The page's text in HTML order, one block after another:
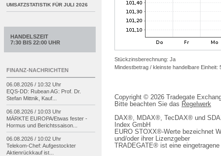
Stückzinsberechnung: Ja
Mindestbetrag / kleinste handelbare Einheit:
Copyright © 2026 Tradegate
Bitte beachten Sie das Regelwerk
DAX®, MDAX®, TecDAX® und
Index GmbH
EURO STOXX®-Werte bezeichnet
und/oder ihrer Lizenzgeber
TRADEGATE® ist eine
UMSATZSTATISTIK FÜR JULI 2026
HANDELSZEIT
7:30 BIS 22:00 UHR
FINANZ-NACHRICHTEN
06.08.2026 / 10:32 Uhr
EQS-DD: Rubean AG: Prof. Dr.
Stefan Mittnik, Kauf...
06.08.2026 / 10:03 Uhr
MÄRKTE EUROPA/Etwas fester -
Hormus und Berichtssaison...
06.08.2026 / 10:02 Uhr
Telekom-Chef: Aufgestockter
Aktienrückkauf ist...